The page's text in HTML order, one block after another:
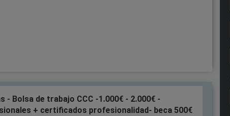
Bolsa de trabajo CCC -1.000€ - 2.000€ -
+ certificados profesionalidad- beca 500€